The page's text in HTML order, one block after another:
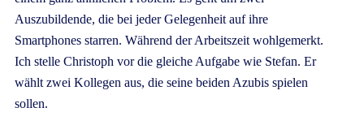
Auszubildende, die bei jeder Gelegenheit auf ihre
Smartphones starren. Während der Arbeitszeit wohlgemerkt.
Ich stelle Christoph vor die gleiche Aufgabe wie Stefan. Er
wählt zwei Kollegen aus, die seine beiden Azubis spielen
sollen.